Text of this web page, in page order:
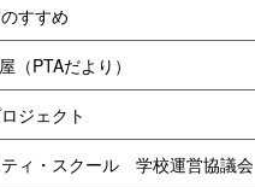
すすめ
（PTAだより）
ジェクト
ティ・スクール 学校運営協議会